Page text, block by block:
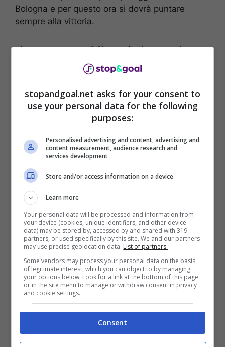
Bologna e per questo ora si dovrà puntare
sempre alla vittoria.
Juventus: Allegri deve dare
risposte e garanzie
Juventuschiede risposte e garanzie ad
Allegri già contro l’
Empolie non si potrà
è stato messo in discussione negli ultimi due
anni quando non ha ottenuto nessuna vittoria in
nelle varie edizioni di Champions ed Europa
League.
Ora la società gli ha dato altro tempo
confermandogli la fiducia, ma senza risultati
sarà difficile ottenere qualcosa di importante
come garanzie per
sulla panchina della
Juve. Ecco perché bisognerà provare a vincere
subito nelle prossime settimane.
Juve: Allegri in bilico
stopandgoal.net asks for your consent to
use your personal data for the following
purposes:
Personalised advertising and content, advertising and
content measurement, audience research and
services development
Store and/or access information on a device
Learn more
Your personal data will be processed and information from
your device (cookies, unique identifiers, and other device
data) may be stored by, accessed by and shared with 319
partners, or used specifically by this site. We and our partners
may use precise geolocation data. List of partners.
Some vendors may process your personal data on the basis
of legitimate interest, which you can object to by managing
your options below. Look for a link at the bottom of this page
or in the site menu to manage or withdraw consent in privacy
and cookie settings.
Consent